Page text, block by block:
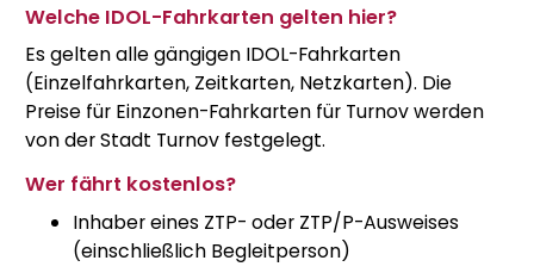
Welche IDOL-Fahrkarten gelten hier?
Es gelten alle gängigen IDOL-Fahrkarten
(Einzelfahrkarten, Zeitkarten, Netzkarten). Die
Preise für Einzonen-Fahrkarten für Turnov werden
von der Stadt Turnov festgelegt.
Wer fährt kostenlos?
Inhaber eines ZTP- oder ZTP/P-Ausweises
(einschließlich Begleitperson)